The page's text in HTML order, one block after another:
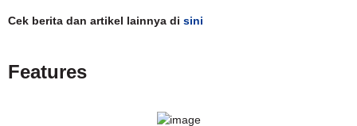
Cek berita dan artikel lainnya di sini
Features